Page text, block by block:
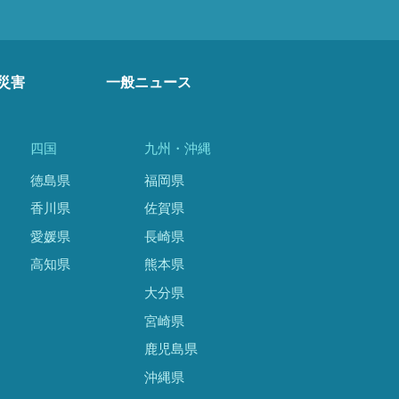
害 一般ニュース
四国
徳島県
香川県
愛媛県
高知県
九州・沖縄
福岡県
佐賀県
長崎県
熊本県
大分県
宮崎県
鹿児島県
沖縄県